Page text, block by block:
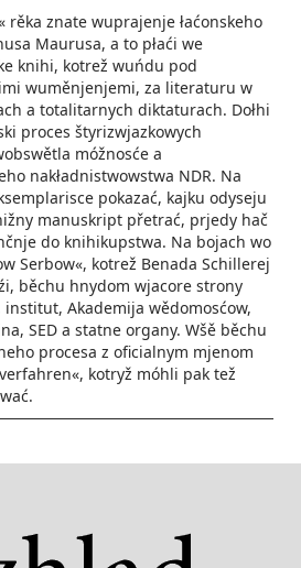
rěka znate wuprajenje łaćonskeho
Maurusa, a to płaći we
knihi, kotrež wuńdu pod
wuměnjenjemi, za literaturu w
a totalitarnych diktaturach. Dołhi
proces štyrizwjazkowych
móžnosće a
nakładnistwowstwa NDR. Na
pokazać, kajku odyseju
manuskript přetrać, prjedy hač
do knihikupstwa. Na bojach wo
Serbow«, kotrež Benada Schillerej
běchu hnydom wjacore strony
Akademija wědomosćow,
SED a statne organy. Wšě běchu
procesa z oficialnym mjenom
kotryž móhli pak tež